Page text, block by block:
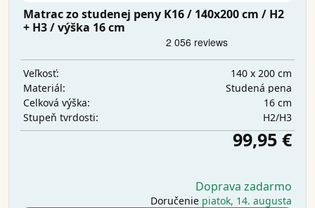
Matrac zo studenej peny K16 / 140x200 cm / H2
+ H3 / výška 16 cm
Veľkosť:
140 x 200 cm
Materiál:
Studená pena
Celková výška:
16 cm
Stupeň tvrdosti:
H2/H3
99,95 €
Doprava zadarmo
Doručenie piatok, 14. augusta